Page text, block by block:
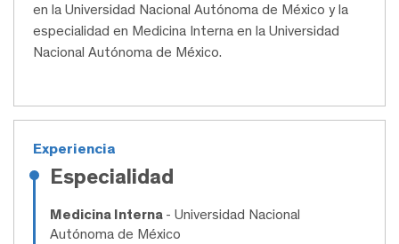
en la Universidad Nacional Autónoma de México y la
especialidad en Medicina Interna en la Universidad
Nacional Autónoma de México.
Experiencia
Especialidad
Medicina Interna - Universidad Nacional
Autónoma de México